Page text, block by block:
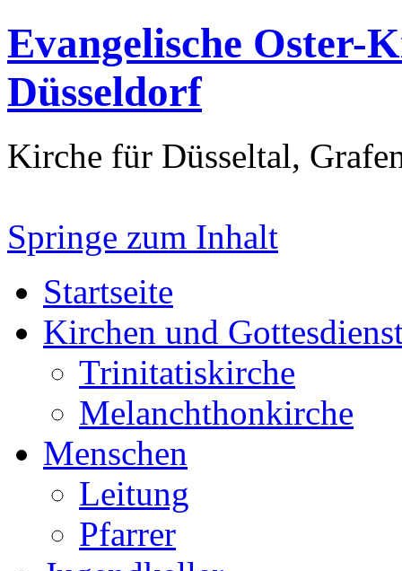
Evangelische Oster-
Düsseldorf
Kirche für Düsseltal,
Springe zum Inhalt
Startseite
Kirchen und
Trinitatiskirche
Melanchthonkirche
Menschen
Leitung
Pfarrer